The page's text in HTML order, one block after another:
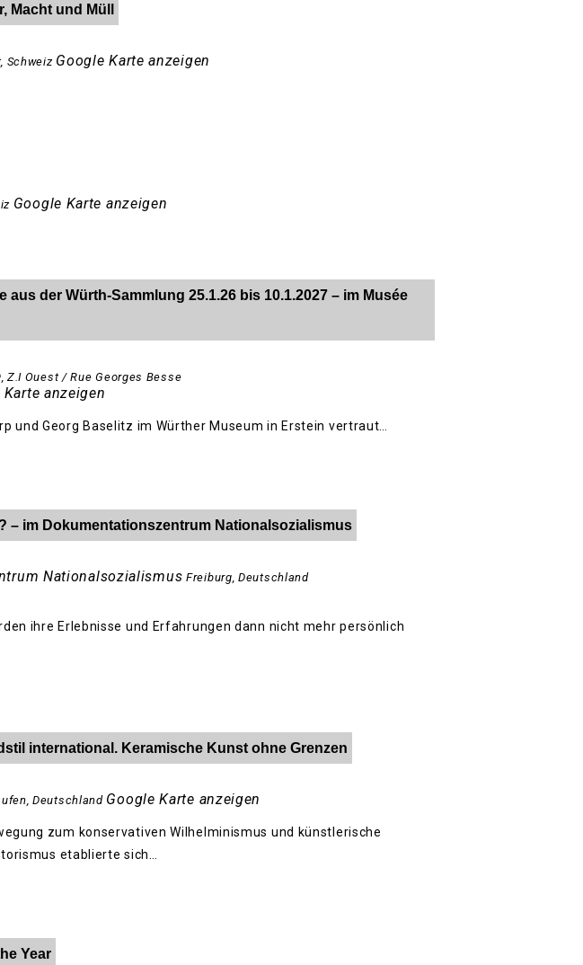
Macht und Müll
, Schweiz Google Karte anzeigen
Google Karte anzeigen
aus der Würth-Sammlung 25.1.26 bis 10.1.2027 – im Musée
Z.I Ouest / Rue Georges Besse
Karte anzeigen
und Georg Baselitz im Würther Museum in Erstein vertraut…
– im Dokumentationszentrum Nationalsozialismus
Nationalsozialismus Freiburg Deutschland
ihre Erlebnisse und Erfahrungen dann nicht mehr persönlich
international. Keramische Kunst ohne Grenzen
Deutschland Google Karte anzeigen
zum konservativen Wilhelminismus und künstlerische
etablierte sich…
Year